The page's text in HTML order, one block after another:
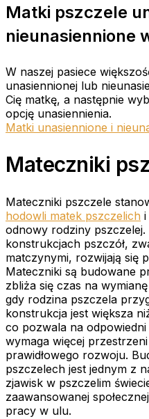
Matki pszczele
nieunasiennione
W naszej pasiece
unasiennionej lub
Cię matkę, a następnie
opcję unasiennienia.
Matki unasiennione i
Mateczniki
Mateczniki pszczele
hodowli matek pszczelich i
odnowy rodziny
konstrukcjach pszczół,
matczynymi, rozwijają się
Mateczniki są budowane
zbliża się czas na
gdy rodzina pszczela
konstrukcja jest większa
co pozwala na
wymaga więcej
prawidłowego rozwoju.
pszczelech jest jednym z
zjawisk w pszczelim
zaawansowanej
pracy w ulu.